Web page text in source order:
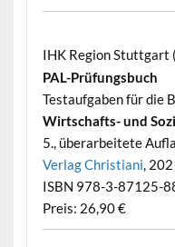
IHK Region Stuttgart
PAL-Prüfungsbuch
Testaufgaben für die
Wirtschafts- und
5., überarbeitete
Verlag Christiani ,
ISBN 978-3-87125-
Preis: 26,90 €